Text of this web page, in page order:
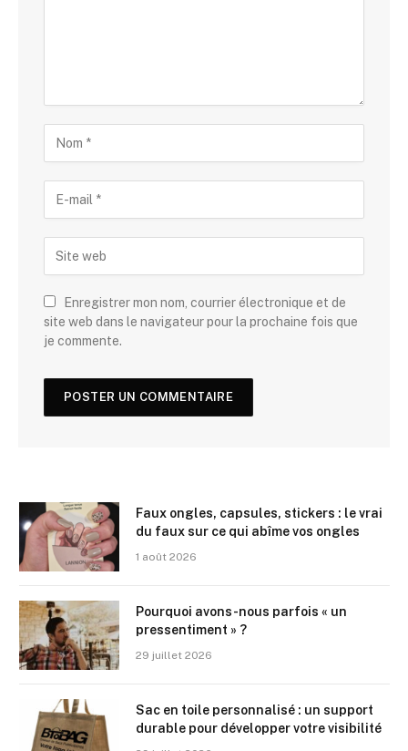
Enregistrer mon nom, courrier électronique et de
site web dans le navigateur pour la prochaine fois que
je commente.
Faux ongles, capsules, stickers : le vrai
du faux sur ce qui abîme vos ongles
1 août 2026
Pourquoi avons-nous parfois « un
pressentiment » ?
29 juillet 2026
Sac en toile personnalisé : un support
durable pour développer votre visibilité